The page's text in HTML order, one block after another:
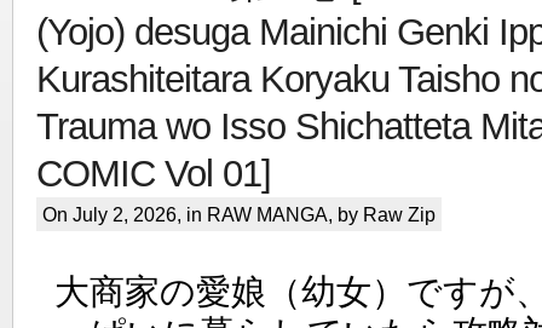
(Yojo) desuga Mainichi Genki
Kurashiteitara Koryaku Taisho
Trauma wo Isso Shichatteta
COMIC Vol 01]
On July 2, 2026, in RAW MANGA, by Raw Zip
大商家の愛娘（幼女）ですが